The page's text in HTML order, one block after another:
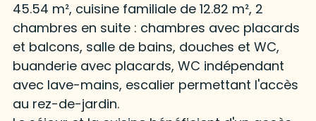
45.54 m², cuisine familiale de 12.82 m², 2
chambres en suite : chambres avec placards
et balcons, salle de bains, douches et WC,
buanderie avec placards, WC indépendant
avec lave-mains, escalier permettant l'accès
au rez-de-jardin.